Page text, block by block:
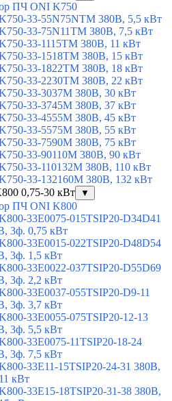
ПЧ ONI K750
33-55N75NTM 380В, 5,5 кВт
33-75N11TM 380В, 7,5 кВт
33-1115TM 380В, 11 кВт
33-1518TM 380В, 15 кВт
33-1822TM 380В, 18 кВт
33-2230TM 380В, 22 кВт
33-3037M 380В, 30 кВт
33-3745M 380В, 37 кВт
33-4555M 380В, 45 кВт
33-5575M 380В, 55 кВт
33-7590M 380В, 75 кВт
33-90110M 380В, 90 кВт
33-110132M 380В, 110 кВт
33-132160M 380В, 132 кВт
0,75-30 кВт
▼
ПЧ ONI K800
33E0075-015TSIP20-D34D41
3ф. 0,75 кВт
33E0015-022TSIP20-D48D54
3ф. 1,5 кВт
33E0022-037TSIP20-D55D69
3ф. 2,2 кВт
33E0037-055TSIP20-D9-11
3ф. 3,7 кВт
33E0055-075TSIP20-12-13
3ф. 5,5 кВт
33E0075-11TSIP20-18-24
3ф. 7,5 кВт
33E11-15TSIP20-24-31 380В,
кВт
33E15-18TSIP20-31-38 380В,